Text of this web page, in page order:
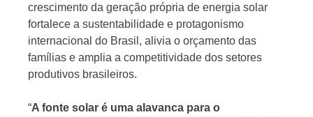
crescimento da geração própria de energia solar
fortalece a sustentabilidade e protagonismo
internacional do Brasil, alivia o orçamento das
famílias e amplia a competitividade dos setores
produtivos brasileiros.
“A fonte solar é uma alavanca para o